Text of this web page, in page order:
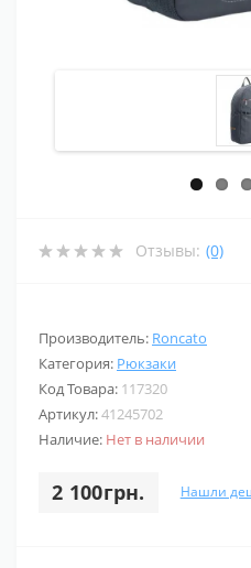
Отзывы: (0)
Производитель: Roncato
Категория: Рюкзаки
Код Товара: 117320
Артикул:41245702
Наличие: Нет в наличии
2 100грн. Нашли